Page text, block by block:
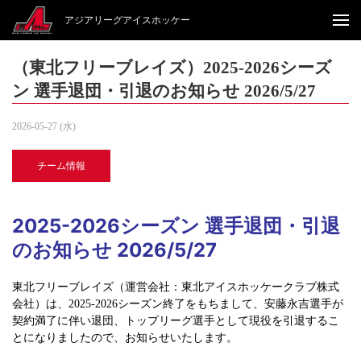
アジアリーグアイスホッケー
（東北フリーブレイズ）2025-2026シーズ
ン 選手退団・引退のお知らせ 2026/5/27
2026-05-27 (水)
チーム情報
2025-2026シーズン 選手退団・引退
のお知らせ 2026/5/27
東北フリーブレイズ（運営会社：東北アイスホッケークラブ株式
会社）は、2025-2026シーズン終了をもちまして、安藤永吉選手が
契約満了に伴い退団、トップリーグ選手として現役を引退するこ
とになりましたので、お知らせいたします。